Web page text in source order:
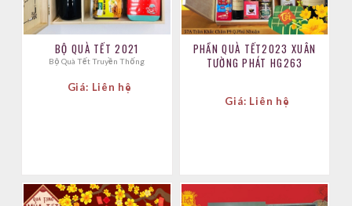
BỘ QUÀ TẾT 2021
Bộ Quà Tết Truyền Thống
Giá: Liên hệ
PHẦN QUÀ TẾT2023 XUÂN
TƯỜNG PHÁT HG263
Giá: Liên hệ